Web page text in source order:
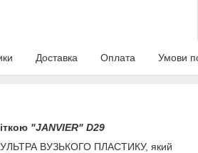
Доставка Оплата Умови
"JANVIER" D29
УЛЬТРА ВУЗЬКОГО ПЛАСТИКУ, який